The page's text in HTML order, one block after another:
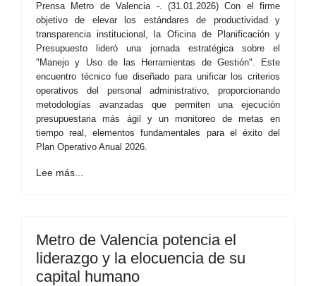
Prensa Metro de Valencia -. (31.01.2026) Con el firme
objetivo de elevar los estándares de productividad y
transparencia institucional, la Oficina de Planificación y
Presupuesto lideró una jornada estratégica sobre el
"Manejo y Uso de las Herramientas de Gestión". Este
encuentro técnico fue diseñado para unificar los criterios
operativos del personal administrativo, proporcionando
metodologías avanzadas que permiten una ejecución
presupuestaria más ágil y un monitoreo de metas en
tiempo real, elementos fundamentales para el éxito del
Plan Operativo Anual 2026.
Lee más...
Metro de Valencia potencia el
liderazgo y la elocuencia de su
capital humano